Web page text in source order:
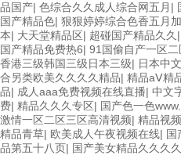
品国产| 色综合久久成人综合网五月 |
国产精品色| 狠狠婷婷综合色香五月
本| 大天堂精品区| 超碰国产精品久久 |
国产精品免费热6| 91国偷自产一区
香港三级韩国三级日本三级| 日本中
合另类欧美久久久久精品| 精品aⅤ精
品| 成人aaa免费视频在线直播| 中文
费| 精品久久久专区| 国产色一色www.
激情一区二区三区高清视频| 精品视
精品青草| 欧美成人午夜视频在线| 国
品第五十八页| 国产美女精品久久久